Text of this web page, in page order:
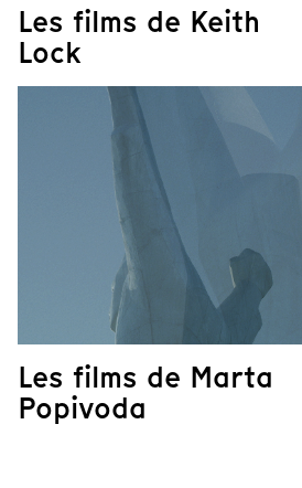
Les films de Keith
Lock
Les films de Marta
Popivoda